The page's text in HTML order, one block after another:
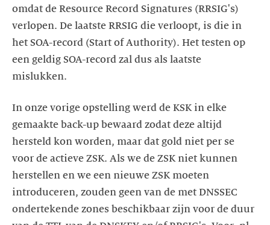
omdat de Resource Record Signatures (RRSIG's)
verlopen. De laatste RRSIG die verloopt, is die in
het SOA-record (Start of Authority). Het testen op
een geldig SOA-record zal dus als laatste
mislukken.
In onze vorige opstelling werd de KSK in elke
gemaakte back-up bewaard zodat deze altijd
hersteld kon worden, maar dat gold niet per se
voor de actieve ZSK. Als we de ZSK niet kunnen
herstellen en we een nieuwe ZSK moeten
introduceren, zouden geen van de met DNSSEC
ondertekende zones beschikbaar zijn voor de duur